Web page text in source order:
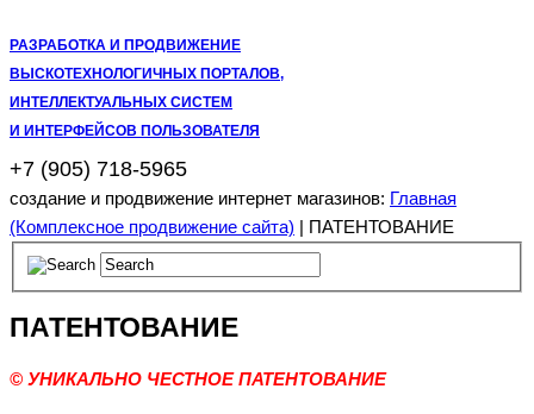
РАЗРАБОТКА И ПРОДВИЖЕНИЕ
ВЫСКОТЕХНОЛОГИЧНЫХ ПОРТАЛОВ,
ИНТЕЛЛЕКТУАЛЬНЫХ СИСТЕМ
И ИНТЕРФЕЙСОВ ПОЛЬЗОВАТЕЛЯ
+7 (905) 718-5965
создание и продвижение интернет магазинов: Главная
(Комплексное продвижение сайта) | ПАТЕНТОВАНИЕ
ПАТЕНТОВАНИЕ
© УНИКАЛЬНО ЧЕСТНОЕ ПАТЕНТОВАНИЕ